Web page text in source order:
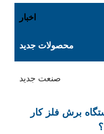
اخبار
محصولات جدید
صنعت جدید
برش فلز کار